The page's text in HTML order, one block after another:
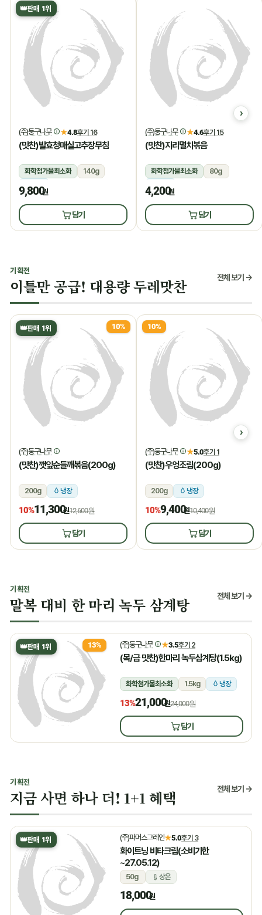
👑판매 1위
(주)둥구나무 ★4.8후기 16
(맛찬)발효청매실고추장무침
화학첨가물최소화
140g
냉장
9,800원
담기
(주)둥구나무 ★4.6후기 15
(맛찬)지리멸치볶음
화학첨가물최소화
80g
냉장
4,200원
담기
기획전
이틀만 공급! 대용량 두레맛찬 전체 보기 →
👑판매 1위 10%
(주)둥구나무
(맛찬)깻잎순들깨볶음(200g)
200g 냉장
10%11,300원12,600원
담기
10%
(주)둥구나무 ★5.0후기 1
(맛찬)우엉조림(200g)
200g 냉장
10%9,400원10,400원
담기
기획전
말복 대비 한 마리 녹두 삼계탕 전체 보기 →
👑판매 1위 13% (주)둥구나무 ★3.5후기 2
(목/금 맛찬)한마리 녹두삼계탕(1.5kg)
화학첨가물최소화 1.5kg 냉장
13%21,000원24,000원
담기
기획전
지금 사면 하나 더! 1+1 혜택 전체 보기 →
👑판매 1위 (주)파머스그레인★5.0후기 3
화이트닝 비타크림(소비기한
~27.05.12)
50g 상온
18,000원